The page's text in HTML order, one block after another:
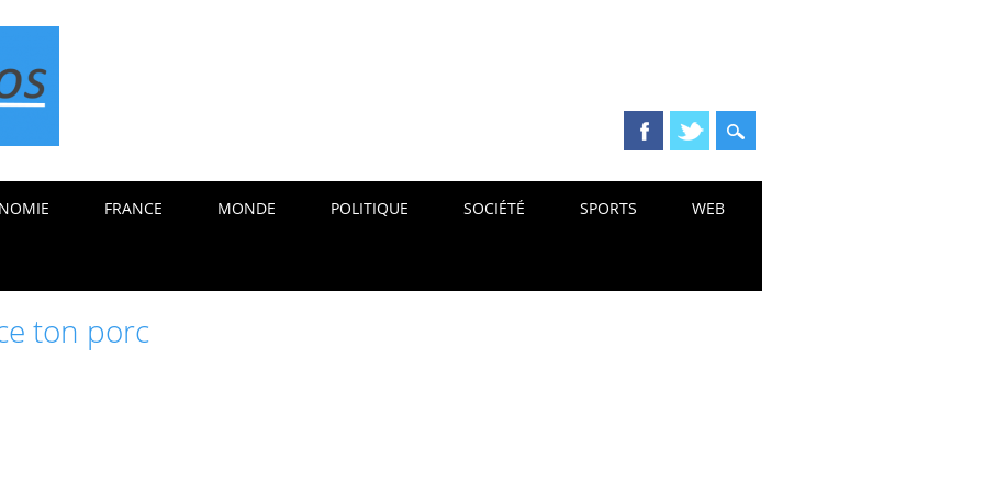
FRANCE MONDE POLITIQUE SOCIÉTÉ SPORTS WEB
ton porc